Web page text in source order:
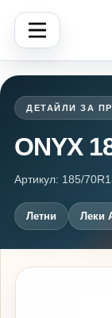
ДЕТАЙЛИ ЗА
ONYX
Артикул: 185/
Летни Леки